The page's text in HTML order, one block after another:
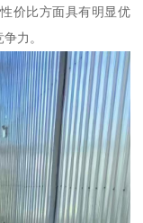
价比方面具有明显优
力。